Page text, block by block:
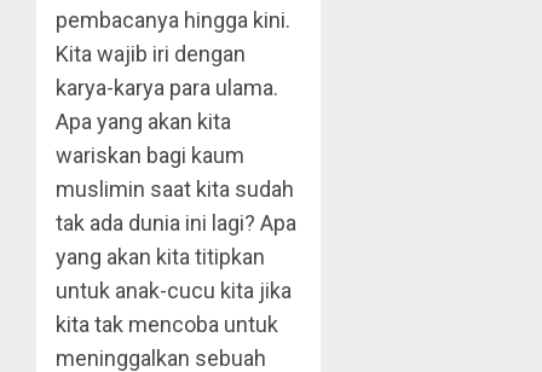
pembacanya hingga kini.
Kita wajib iri dengan
karya-karya para ulama.
Apa yang akan kita
wariskan bagi kaum
muslimin saat kita sudah
tak ada dunia ini lagi? Apa
yang akan kita titipkan
untuk anak-cucu kita jika
kita tak mencoba untuk
meninggalkan sebuah